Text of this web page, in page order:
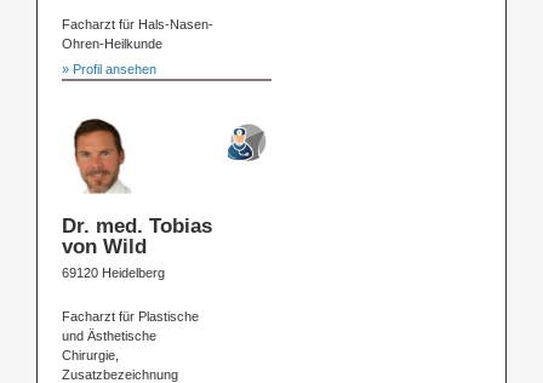
Facharzt für Hals-Nasen-
Ohren-Heilkunde
» Profil ansehen
Dr. med. Tobias
von Wild
69120 Heidelberg
Facharzt für Plastische
und Ästhetische
Chirurgie,
Zusatzbezeichnung